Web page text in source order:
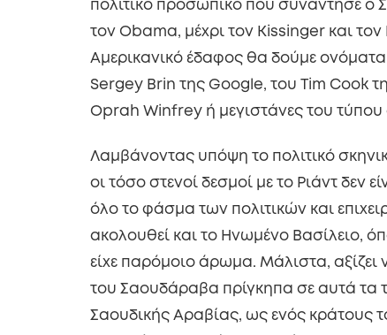
πολιτικό προσωπικό που συνάντησε
τον Obama, μέχρι τον Kissinger και
Αμερικανικό έδαφος θα δούμε
Sergey Brin της Google, του Tim Cook
Oprah Winfrey ή μεγιστάνες του
Λαμβάνοντας υπόψη το πολιτικό
οι τόσο στενοί δεσμοί με το Ριάντ δεν
όλο το φάσμα των πολιτικών και
ακολουθεί και το Ηνωμένο Βασίλειο,
είχε παρόμοιο άρωμα. Μάλιστα, αξίζει
του Σαουδάραβα πρίγκηπα σε αυτά τα
Σαουδικής Αραβίας, ως ενός κράτους